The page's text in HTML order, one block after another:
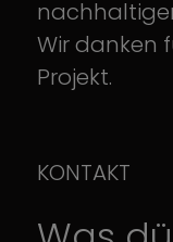
Wir danken
Projekt.
KONTAKT